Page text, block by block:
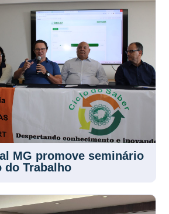
MG promove seminário
do Trabalho